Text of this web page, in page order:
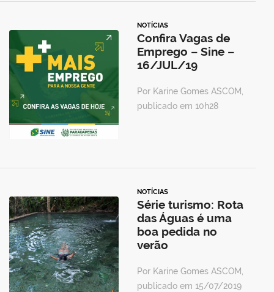
NOTÍCIAS
Confira Vagas de
Emprego – Sine –
16/JUL/19
Por Karine Gomes ASCOM,
publicado em 10h28
NOTÍCIAS
Série turismo: Rota
das Águas é uma
boa pedida no
verão
Por Karine Gomes ASCOM,
publicado em 15/07/2019